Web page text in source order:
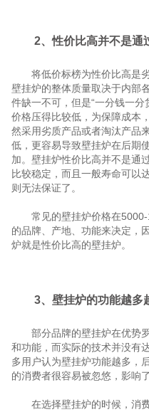
2、性价比高并不是通
将低价标榜为性价比高是劣
壁挂炉的整体质量取决于内部
件缺一不可，但是“一分钱一
价格压得比较低，为保障成本
然采用劣质产品或者淘汰产品
低，更容易导致壁挂炉在后期
加。壁挂炉性价比高并不是通
比较稳定，而且一般寿命可以
则无法保证了。
常见的壁挂炉价格在5000-
的品牌、产地、功能来决定，
炉就是性价比高的壁挂炉。
3、壁挂炉的功能越多
部分品牌的壁挂炉在优势罗
和功能，而实际的技术并没有
多用户认为壁挂炉功能越多，
的消费者很容易被忽悠，影响
在选择壁挂炉的时候，消费